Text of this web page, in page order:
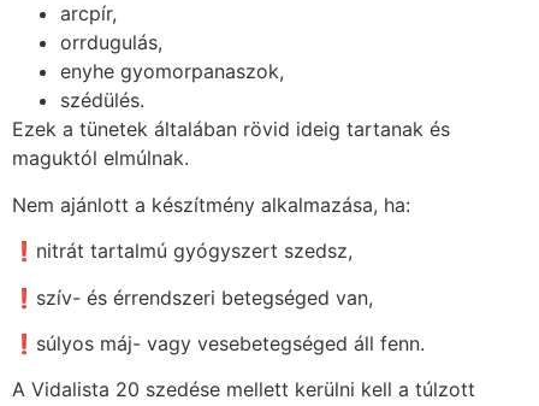
arcpír,
orrdugulás,
enyhe gyomorpanaszok,
szédülés.
Ezek a tünetek általában rövid ideig tartanak és
maguktól elmúlnak.
Nem ajánlott a készítmény alkalmazása, ha:
❗nitrát tartalmú gyógyszert szedsz,
❗szív- és érrendszeri betegséged van,
❗súlyos máj- vagy vesebetegséged áll fenn.
A Vidalista 20 szedése mellett kerülni kell a túlzott